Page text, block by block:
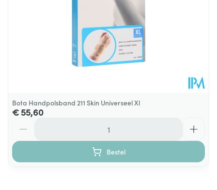
Bota Handpolsband 211 Skin Universeel Xl
€ 55,60
Bestel